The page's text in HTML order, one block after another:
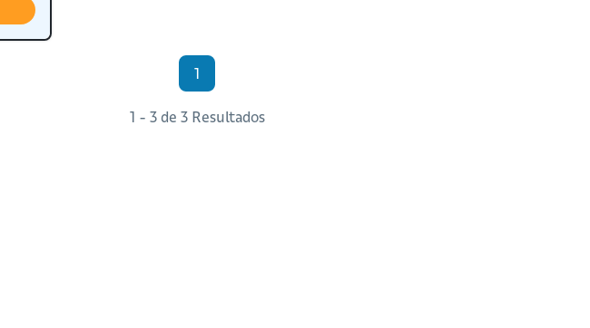
1
1 - 3 de 3 Resultados